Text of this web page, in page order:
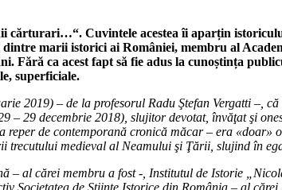
cărturari…“. Cuvintele acestea îi aparțin
marii istorici ai României, membru al
Fără ca acest fapt să fie adus la cunoștința
superficiale.
2019) – de la profesorul Radu Ştefan Vergatti –,
– 29 decembrie 2018), slujitor devotat, învăţat şi
reper de contemporană cronică măcar – era «doar»
trecutului medieval al Neamului şi Ţării, slujind în
– al cărei membru a fost -, Institutul de Istorie